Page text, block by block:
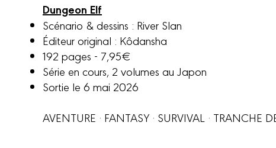
Dungeon Elf
Scénario & dessins : River Slan
Éditeur original : Kôdansha
192 pages - 7,95€
Série en cours, 2 volumes au Japon
Sortie le 6 mai 2026
AVENTURE · FANTASY · SURVIVAL · TRANCHE